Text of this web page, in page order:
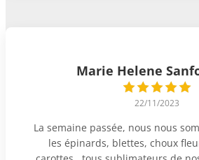
Marie Helene
22/11/2023
La semaine passée, nous nous
les épinards, blettes, choux